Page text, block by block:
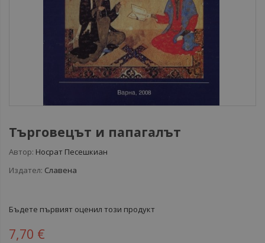
Търговецът и папагалът
Автор: Носрат Песешкиан
Издател: Славена
Бъдете първият оценил този продукт
7,70 €